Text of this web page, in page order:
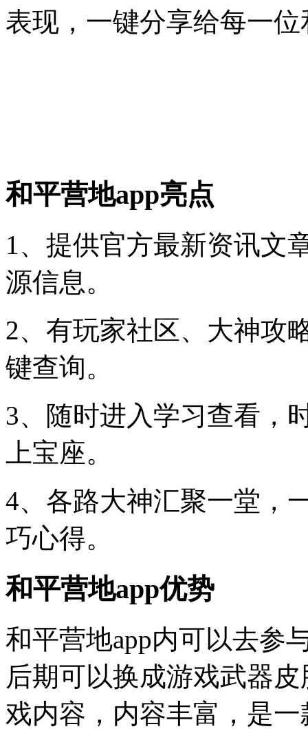
表现，一键分享给每一
和平营地app亮点
1、提供官方最新资讯文
源信息。
2、有玩家社区、大神攻
键查询。
3、随时进入学习查看，
上宝座。
4、各路大神汇聚一堂，
巧心得。
和平营地app优势
和平营地app内可以去参
后期可以换成游戏武器
戏内容，内容丰富，是